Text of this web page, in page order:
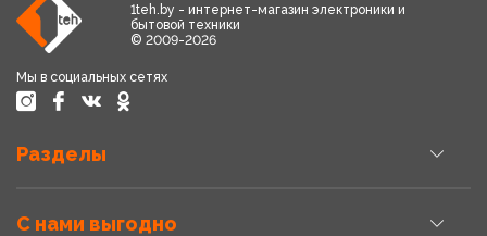
1teh.by - интернет-магазин электроники и
бытовой техники
© 2009-2026
Мы в социальных сетях
Разделы
С нами выгодно